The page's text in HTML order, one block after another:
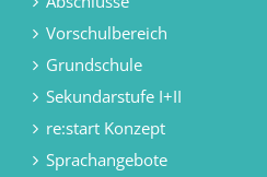
Vorschulbereich
Grundschule
Sekundarstufe I+II
re:start Konzept
Sprachangebote